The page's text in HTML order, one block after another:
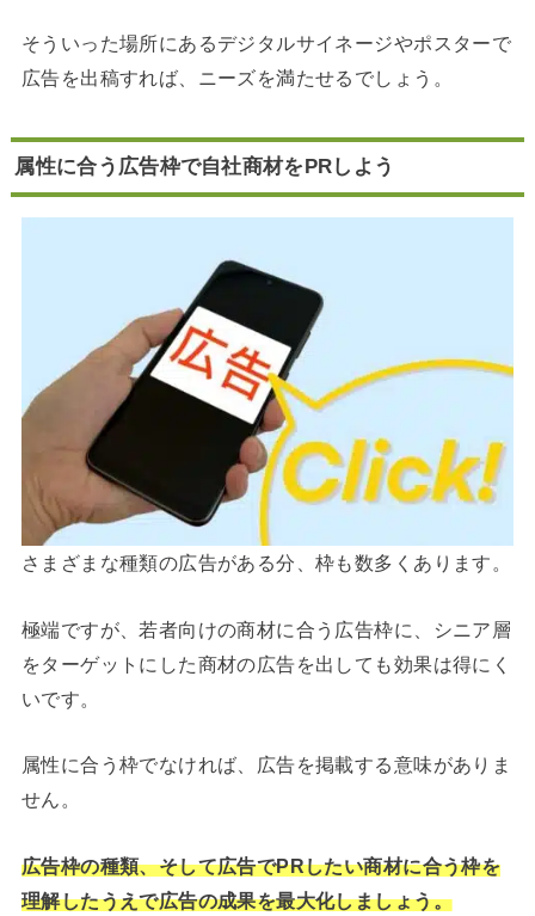
そういった場所にあるデジタルサイネージやポスターで
広告を出稿すれば、ニーズを満たせるでしょう。
属性に合う広告枠で自社商材をPRしよう
さまざまな種類の広告がある分、枠も数多くあります。
極端ですが、若者向けの商材に合う広告枠に、シニア層
をターゲットにした商材の広告を出しても効果は得にく
いです。
属性に合う枠でなければ、広告を掲載する意味がありま
せん。
広告枠の種類、そして広告でPRしたい商材に合う枠を
理解したうえで広告の成果を最大化しましょう。